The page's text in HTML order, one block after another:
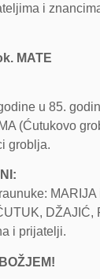
i
MATE
u 85.
(Ćutukovo
groblja.
i prijatelji.